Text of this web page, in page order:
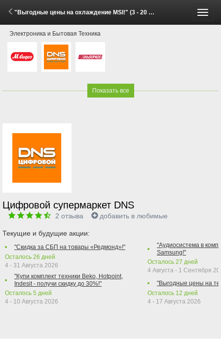
"Выгодные цены на охлаждение MSI!" (3 - 20 Июля 2026)
Электроника и Бытовая Техника
Показать все
Цифровой супермаркет DNS
2 отзыва добавить в любимые
Текущие и будущие акции:
"Скидка за СБП на товары «Редмонд»!"
Осталось 26 дней
4 - 31 Августа 2026
"Купи комплект техники Beko, Hotpoint,
Indesit - получи скидку до 30%!"
Осталось 5 дней
4 - 10 Августа 2026
"Аудиосистема в
Samsung!"
Осталось 27 дней
4 Августа - 1 Сентября
"Выгодные цены на
Осталось 12 дней
4 - 17 Августа 2026